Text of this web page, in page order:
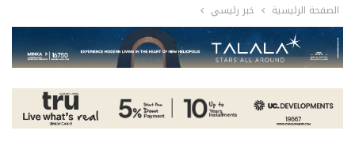
الصفحة الرئيسية خبر رئيسي